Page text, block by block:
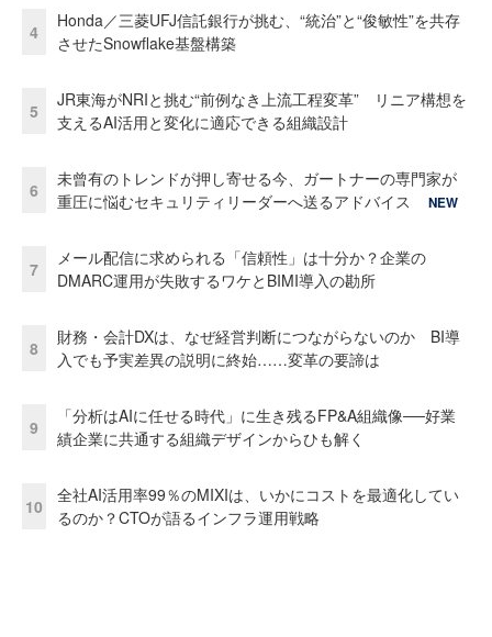
4
Honda／三菱UFJ信託銀行が挑む、“統治”と“俊敏性”を共存
させたSnowflake基盤構築
5
JR東海がNRIと挑む“前例なき上流工程変革” リニア構想を
支えるAI活用と変化に適応できる組織設計
6
未曾有のトレンドが押し寄せる今、ガートナーの専門家が
重圧に悩むセキュリティリーダーへ送るアドバイス
NEW
7
メール配信に求められる「信頼性」は十分か？企業の
DMARC運用が失敗するワケとBIMI導入の勘所
8
財務・会計DXは、なぜ経営判断につながらないのか BI導
入でも予実差異の説明に終始……変革の要諦は
9
「分析はAIに任せる時代」に生き残るFP&A組織像──好業
績企業に共通する組織デザインからひも解く
10
全社AI活用率99％のMIXIは、いかにコストを最適化してい
るのか？CTOが語るインフラ運用戦略